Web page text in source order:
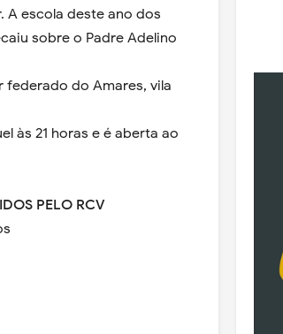
A escola deste ano dos
sobre o Padre Adelino
do Amares, vila
às 21 horas e é aberta ao
PELO RCV